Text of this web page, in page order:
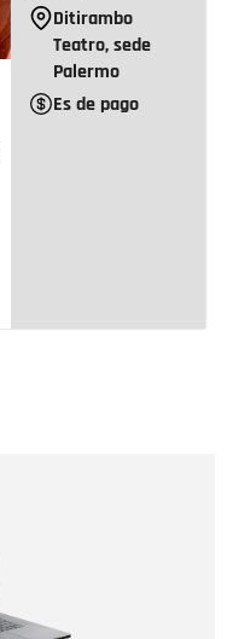
Ditirambo
Teatro, sede
Palermo
Es de pago